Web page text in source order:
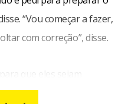
“Vou começar a fazer,
com correção”, disse.
que eles sejam
da vontade do